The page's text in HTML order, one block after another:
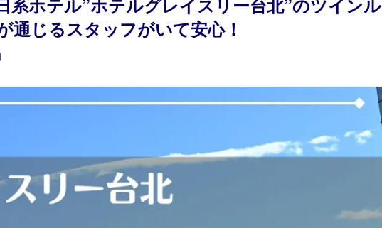
系ホテル”ホテルグレイスリー台北”のツインル
通じるスタッフがいて安心！